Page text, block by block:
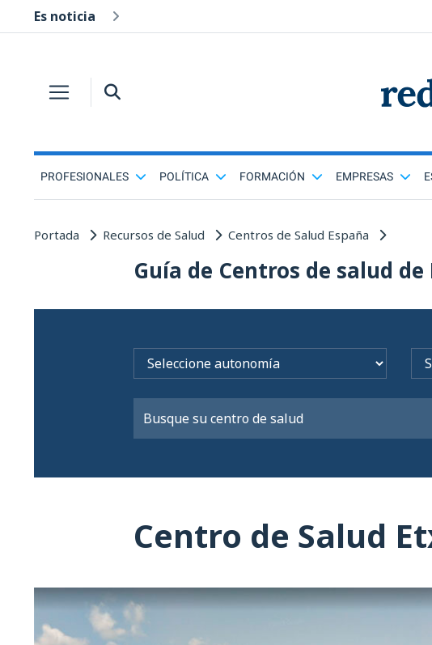
Es noticia
PROFESIONALES POLÍTICA FORMACIÓN EMPRESAS
Portada Recursos de Salud Centros de Salud España
Guía de Centros de salud de
Centro de Salud